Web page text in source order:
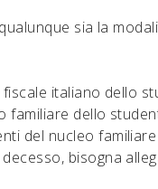
sia la
italiano dello
familiare dello
del nucleo
bisogna